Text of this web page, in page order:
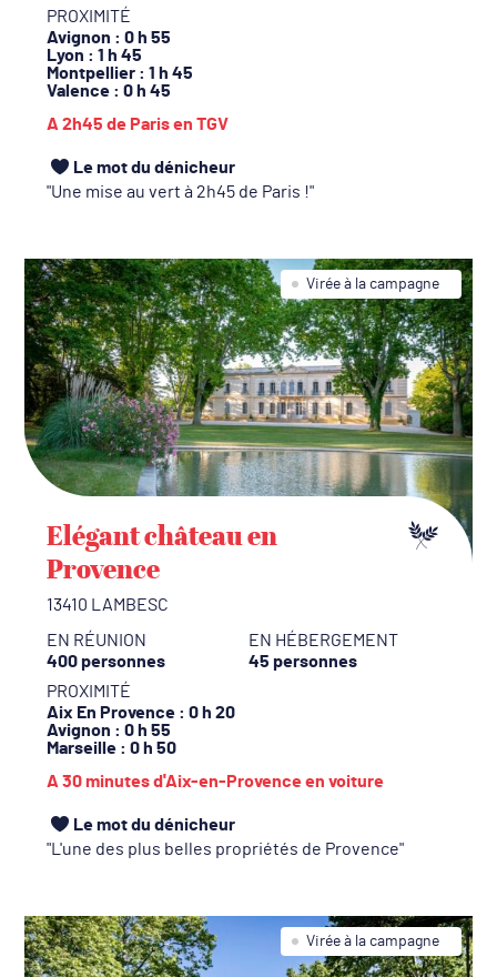
PROXIMITÉ
Avignon : 0 h 55
Lyon : 1 h 45
Montpellier : 1 h 45
Valence : 0 h 45
A 2h45 de Paris en TGV
Le mot du dénicheur
Une mise au vert à 2h45 de Paris !
Virée à la campagne
Elégant château en
Provence
13410 LAMBESC
EN RÉUNION
400 personnes
EN HÉBERGEMENT
45 personnes
PROXIMITÉ
Aix En Provence : 0 h 20
Avignon : 0 h 55
Marseille : 0 h 50
A 30 minutes d'Aix-en-Provence en voiture
Le mot du dénicheur
L'une des plus belles propriétés de Provence
Virée à la campagne